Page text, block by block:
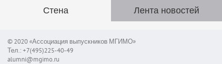
Стена Лента новостей
© 2020 «Ассоциация выпускников МГИМО»
Тел.: +7(495)225-40-49
alumni@mgimo.ru